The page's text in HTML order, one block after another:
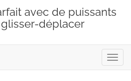
avec de puissants
déplacer
la